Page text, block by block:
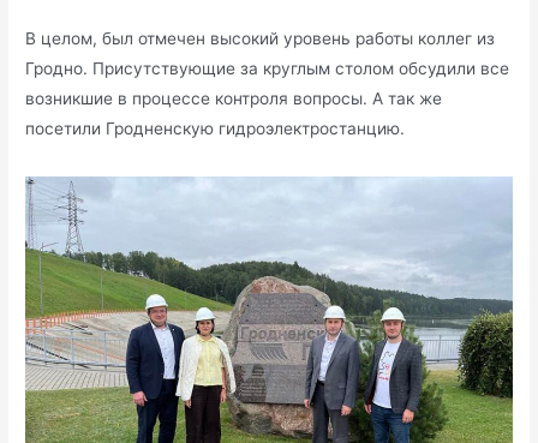
В целом, был отмечен высокий уровень работы коллег из
Гродно. Присутствующие за круглым столом обсудили все
возникшие в процессе контроля вопросы. А так же
посетили Гродненскую гидроэлектростанцию.